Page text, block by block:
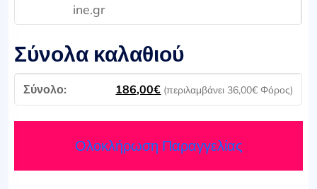
ine.gr
Σύνολα καλαθιού
186,00€ (περιλαμβάνει 36,00€ Φόρος)
Ολοκλήρωση Παραγγελίας